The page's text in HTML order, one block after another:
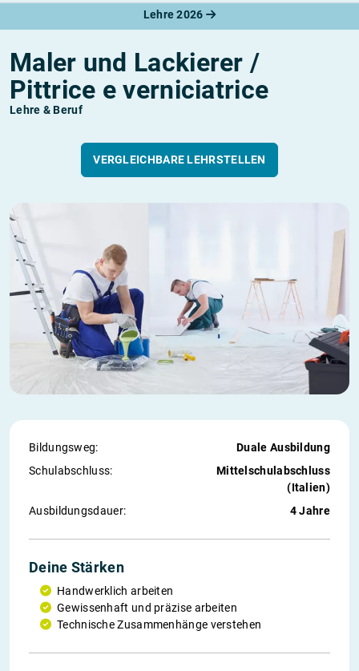
Lehre 2026
Maler und Lackierer /
Pittrice e verniciatrice
Lehre & Beruf
VERGLEICHBARE LEHRSTELLEN
Bildungsweg:
Duale Ausbildung
Schul­abschluss:
Mittelschulabschluss
(Italien)
Ausbildungs­dauer:
4 Jahre
Deine Stärken
Handwerklich arbeiten
Gewissenhaft und präzise arbeiten
Technische Zusammenhänge verstehen